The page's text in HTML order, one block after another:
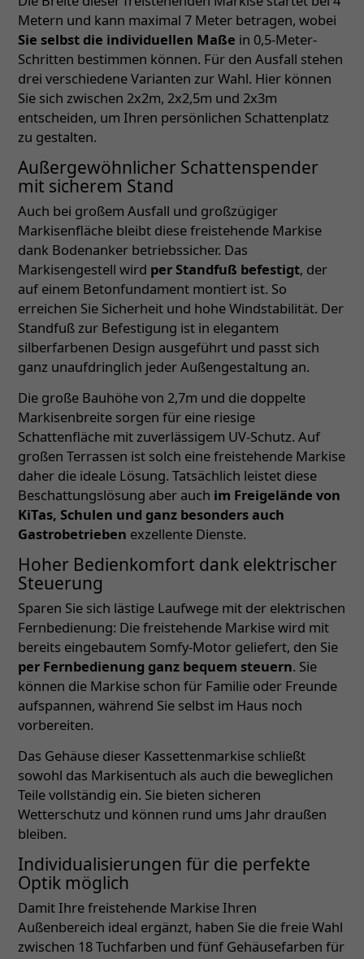
Metern und kann maximal 7 Meter betragen, wobei
Sie selbst die individuellen Maße in 0,5-Meter-
Schritten bestimmen können. Für den Ausfall stehen
drei verschiedene Varianten zur Wahl. Hier können
Sie sich zwischen 2x2m, 2x2,5m und 2x3m
entscheiden, um Ihren persönlichen Schattenplatz
zu gestalten.
Außergewöhnlicher Schattenspender
mit sicherem Stand
Auch bei großem Ausfall und großzügiger
Markisenfläche bleibt diese freistehende Markise
dank Bodenanker betriebssicher. Das
Markisengestell wird per Standfuß befestigt, der
auf einem Betonfundament montiert ist. So
erreichen Sie Sicherheit und hohe Windstabilität. Der
Standfuß zur Befestigung ist in elegantem
silberfarbenen Design ausgeführt und passt sich
ganz unaufdringlich jeder Außengestaltung an.
Die große Bauhöhe von 2,7m und die doppelte
Markisenbreite sorgen für eine riesige
Schattenfläche mit zuverlässigem UV-Schutz. Auf
großen Terrassen ist solch eine freistehende Markise
daher die ideale Lösung. Tatsächlich leistet diese
Beschattungslösung aber auch im Freigelände von
KiTas, Schulen und ganz besonders auch
Gastrobetrieben exzellente Dienste.
Hoher Bedienkomfort dank elektrischer
Steuerung
Sparen Sie sich lästige Laufwege mit der elektrischen
Fernbedienung: Die freistehende Markise wird mit
bereits eingebautem Somfy-Motor geliefert, den Sie
per Fernbedienung ganz bequem steuern. Sie
können die Markise schon für Familie oder Freunde
aufspannen, während Sie selbst im Haus noch
vorbereiten.
Das Gehäuse dieser Kassettenmarkise schließt
sowohl das Markisentuch als auch die beweglichen
Teile vollständig ein. Sie bieten sicheren
Wetterschutz und können rund ums Jahr draußen
bleiben.
Individualisierungen für die perfekte
Optik möglich
Damit Ihre freistehende Markise Ihren
Außenbereich ideal ergänzt, haben Sie die freie Wahl
zwischen 18 Tuchfarben und fünf Gehäusefarben für